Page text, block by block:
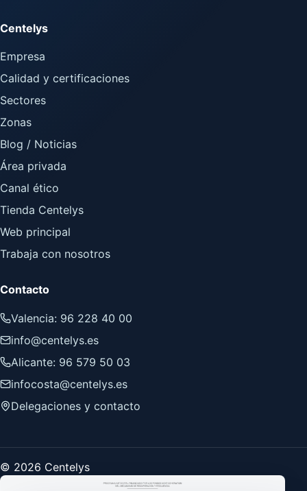
Centelys
Empresa
Calidad y certificaciones
Sectores
Zonas
Blog / Noticias
Área privada
Canal ético
Tienda Centelys
Web principal
Trabaja con nosotros
Contacto
Valencia: 96 228 40 00
info@centelys.es
Alicante: 96 579 50 03
infocosta@centelys.es
Delegaciones y contacto
© 2026 Centelys